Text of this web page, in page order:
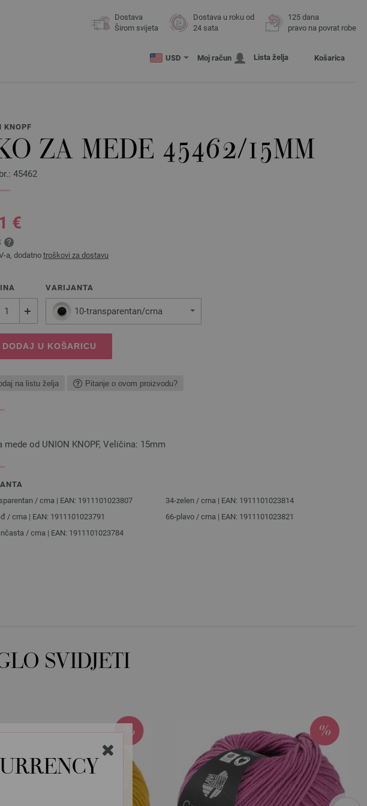
Dostava
Širom svijeta
Dostava u roku od
24 sata
125 dana
pravo na povrat robe
USD Moj račun Lista želja Košarica
KNOPF
ZA MEDE 45462/15MM
45462
€
a, dodatnotroškovi za dostavu
VARIJANTA
10-transparentan/crna
DODAJ U KOŠARICU
na listu želja Pitanje o ovom proizvodu?
mede od UNION KNOPF, Veličina: 15mm
/ crna | EAN: 1911101023807
/ crna | EAN: 1911101023791
/ crna | EAN: 1911101023784
34-zelen / crna | EAN: 1911101023814
66-plavo / crna | EAN: 1911101023821
SVIDJETI
next